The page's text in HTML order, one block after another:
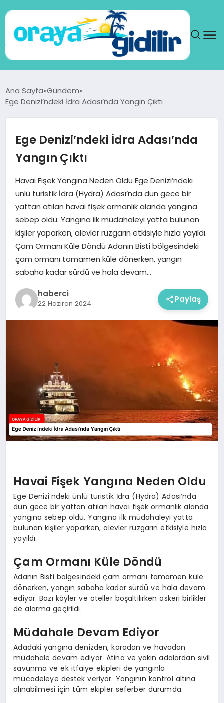
SAĞLIK
DÜNYA
SEYAHAT
TEKNOLOJI
YAŞAM
Ana Sayfa Gündem
Ege Denizi’ndeki İdra Adası’nda Yangın Çıktı
Ege Denizi’ndeki İdra Adası’nda
Yangın Çıktı
Havai Fişek Yangına Neden Oldu Ege Denizi’ndeki
ünlü turistik İdra (Hydra) Adası’nda dün gece bir
yattan atılan havai fişek ormanlık alanda yangına
sebep oldu. Yangına ilk müdahaleyi yatta bulunan
kişiler yaparken, alevler rüzgarın etkisiyle hızla yayıldı.
Çam Ormanı Küle Döndü Adanın Bisti bölgesindeki
çam ormanı tamamen küle dönerken, yangın
sabaha kadar sürdü ve hala devam…
haberci
22 Haziran 2024 Paylaş
Havai Fişek Yangına Neden Oldu
Ege Denizi’ndeki ünlü turistik İdra (Hydra) Adası’nda
dün gece bir yattan atılan havai fişek ormanlık alanda
yangına sebep oldu. Yangına ilk müdahaleyi yatta
bulunan kişiler yaparken, alevler rüzgarın etkisiyle hızla
yayıldı.
Çam Ormanı Küle Döndü
Adanın Bisti bölgesindeki çam ormanı tamamen küle
dönerken, yangın sabaha kadar sürdü ve hala devam
ediyor. Bazı köyler ve oteller boşaltılırken askeri birlikler
de alarma geçirildi.
Müdahale Devam Ediyor
Adadaki yangına denizden, karadan ve havadan
müdahale devam ediyor. Atina ve yakın adalardan sivil
savunma ve ek itfaiye ekipleri de yangınla
mücadeleye destek veriyor. Yangının kontrol altına
alınabilmesi için tüm ekipler seferber durumda.